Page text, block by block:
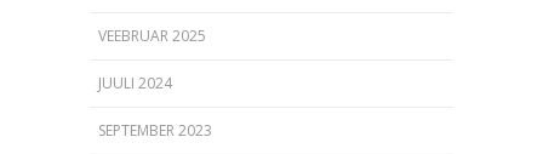
VEEBRUAR 2025
JUULI 2024
SEPTEMBER 2023